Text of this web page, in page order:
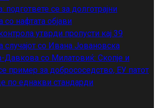
подгответе се за долготрајни
нафтата објави
утврди пропусти кај 39
случајот со Ивана Јовановска
Давкова со Милатовиќ: Скопје и
пример за добрососедство, ЕУ патот
по еднакви стандарди